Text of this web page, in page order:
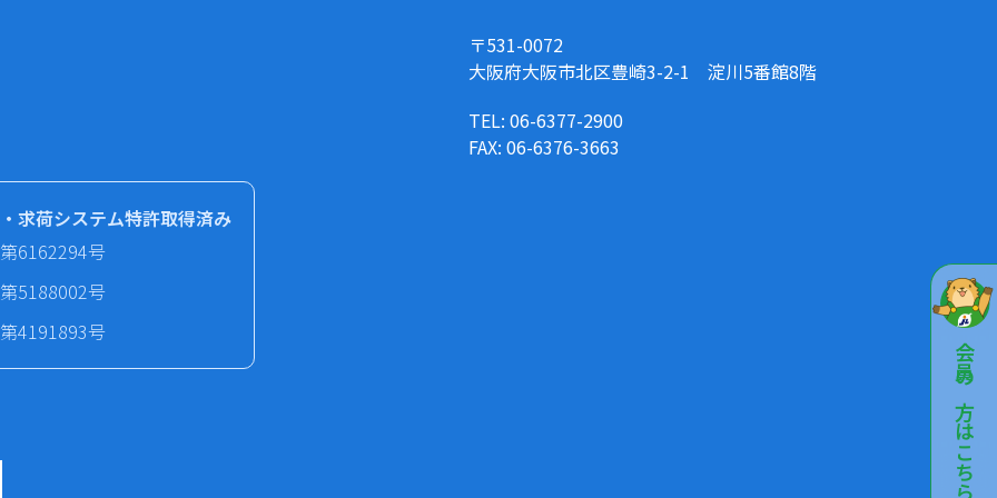
会員の方はこちら
求荷システム特許取得済み
6162294号
5188002号
4191893号
〒531-0072
大阪府大阪市北区豊崎3-2-1 淀川5番館8階
TEL: 06-6377-2900
FAX: 06-6376-3663